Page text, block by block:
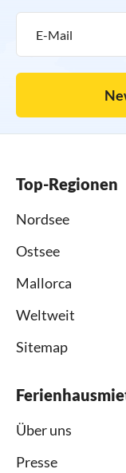
Top-Regionen
Nordsee
Ostsee
Mallorca
Weltweit
Sitemap
Über uns
Presse